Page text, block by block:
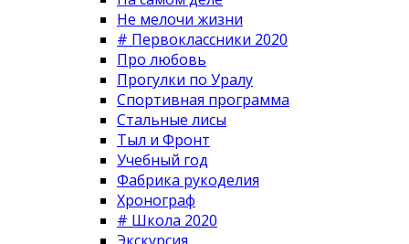
Не мелочи жизни
# Первоклассники 2020
Про любовь
Прогулки по Уралу
Спортивная программа
Стальные лисы
Тыл и Фронт
Учебный год
Фабрика рукоделия
Хронограф
# Школа 2020